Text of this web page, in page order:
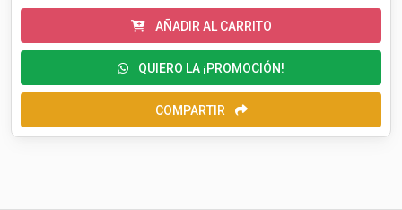
AÑADIR AL CARRITO
QUIERO LA ¡PROMOCIÓN!
COMPARTIR